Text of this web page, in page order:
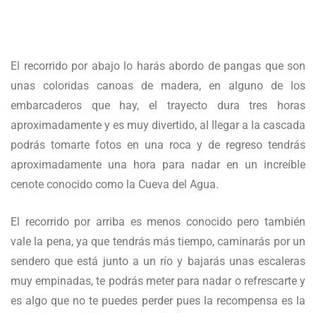
El recorrido por abajo lo harás abordo de pangas que son
unas coloridas canoas de madera, en alguno de los
embarcaderos que hay, el trayecto dura tres horas
aproximadamente y es muy divertido, al llegar a la cascada
podrás tomarte fotos en una roca y de regreso tendrás
aproximadamente una hora para nadar en un increíble
cenote conocido como la Cueva del Agua.
El recorrido por arriba es menos conocido pero también
vale la pena, ya que tendrás más tiempo, caminarás por un
sendero que está junto a un río y bajarás unas escaleras
muy empinadas, te podrás meter para nadar o refrescarte y
es algo que no te puedes perder pues la recompensa es la